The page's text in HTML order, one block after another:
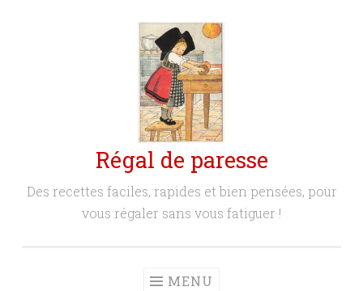
Régal de paresse
Des recettes faciles, rapides et bien pensées, pour
vous régaler sans vous fatiguer !
MENU